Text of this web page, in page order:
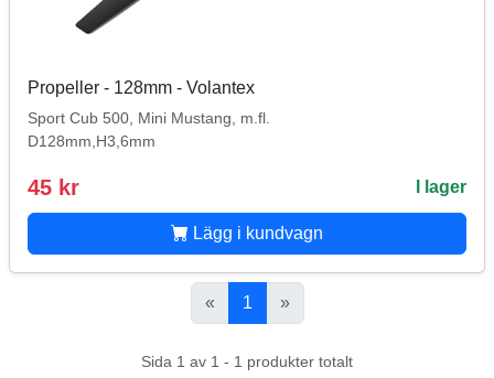
Propeller - 128mm - Volantex
Sport Cub 500, Mini Mustang, m.fl.
D128mm,H3,6mm
45 kr I lager
Lägg i kundvagn
« 1 »
Sida 1 av 1 - 1 produkter totalt